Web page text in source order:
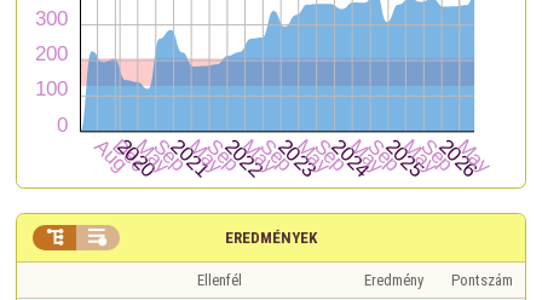
EREDMÉNYEK
 
Ellenfél Eredmény
Pontszám